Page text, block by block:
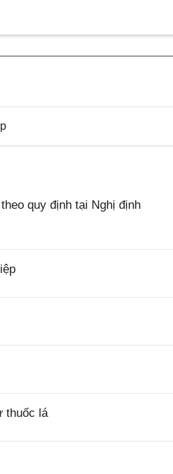
quy định tại Nghị định
thuốc lá